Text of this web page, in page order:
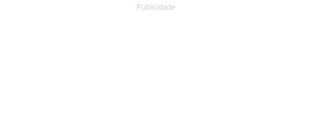
Publicidade